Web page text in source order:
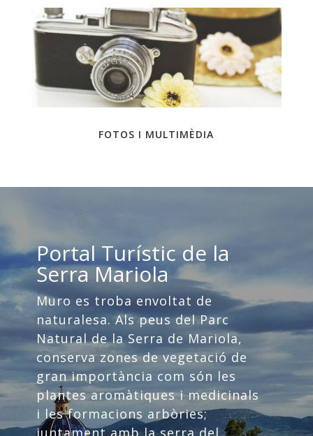
FOTOS I MULTIMÈDIA
Portal Turístic de la
Serra Mariola
Muro es troba envoltat de
naturalesa. Als peus del Parc
Natural de la Serra de Mariola,
conserva zones de vegetació de
gran importància com són les
plantes aromàtiques i medicinals
i les formacions arbòries;
juntament amb la serra del